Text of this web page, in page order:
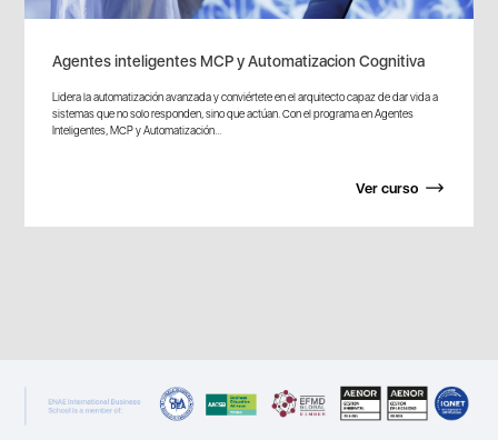
Agentes inteligentes MCP y Automatizacion Cognitiva
Lidera la automatización avanzada y conviértete en el arquitecto capaz de dar vida a
sistemas que no solo responden, sino que actúan. Con el programa en Agentes
Inteligentes, MCP y Automatización...
Ver curso